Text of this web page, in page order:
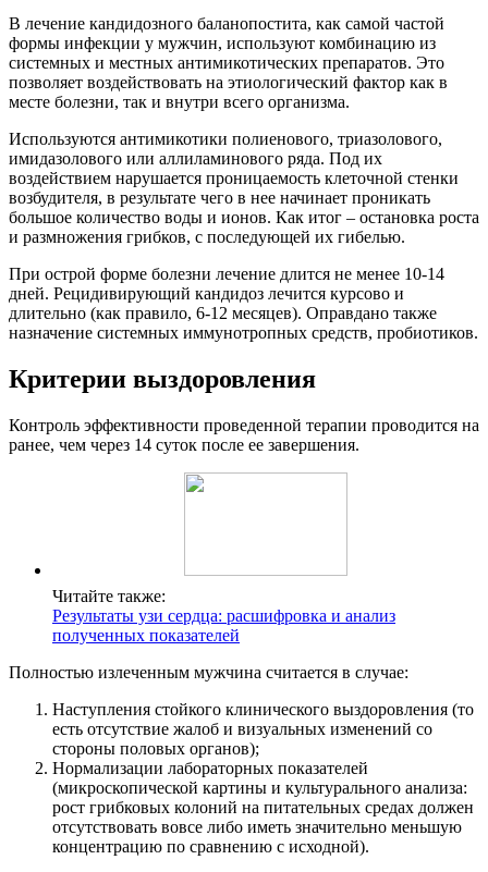
В лечение кандидозного баланопостита, как самой частой
формы инфекции у мужчин, используют комбинацию из
системных и местных антимикотических препаратов. Это
позволяет воздействовать на этиологический фактор как в
месте болезни, так и внутри всего организма.
Используются антимикотики полиенового, триазолового,
имидазолового или аллиламинового ряда. Под их
воздействием нарушается проницаемость клеточной стенки
возбудителя, в результате чего в нее начинает проникать
большое количество воды и ионов. Как итог – остановка роста
и размножения грибков, с последующей их гибелью.
При острой форме болезни лечение длится не менее 10-14
дней. Рецидивирующий кандидоз лечится курсово и
длительно (как правило, 6-12 месяцев). Оправдано также
назначение системных иммунотропных средств, пробиотиков.
Критерии выздоровления
Контроль эффективности проведенной терапии проводится на
ранее, чем через 14 суток после ее завершения.
Читайте также:
Результаты узи сердца: расшифровка и анализ
полученных показателей
Полностью излеченным мужчина считается в случае:
Наступления стойкого клинического выздоровления (то
есть отсутствие жалоб и визуальных изменений со
стороны половых органов);
Нормализации лабораторных показателей
(микроскопической картины и культурального анализа:
рост грибковых колоний на питательных средах должен
отсутствовать вовсе либо иметь значительно меньшую
концентрацию по сравнению с исходной).